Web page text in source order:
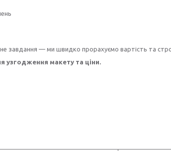
завдання — ми швидко прорахуємо вартість та
узгодження макету та ціни.